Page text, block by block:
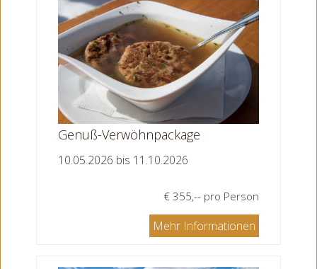
Genuß-Verwöhnpackage
10.05.2026 bis 11.10.2026
€ 355,-- pro Person
Mehr Informationen